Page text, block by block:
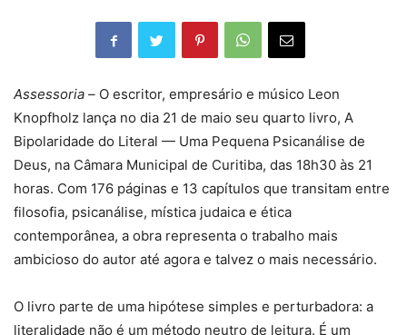
Assessoria – O escritor, empresário e músico Leon
Knopfholz lança no dia 21 de maio seu quarto livro, A
Bipolaridade do Literal — Uma Pequena Psicanálise de
Deus, na Câmara Municipal de Curitiba, das 18h30 às 21
horas. Com 176 páginas e 13 capítulos que transitam entre
filosofia, psicanálise, mística judaica e ética
contemporânea, a obra representa o trabalho mais
ambicioso do autor até agora e talvez o mais necessário.
O livro parte de uma hipótese simples e perturbadora: a
literalidade não é um método neutro de leitura. É um